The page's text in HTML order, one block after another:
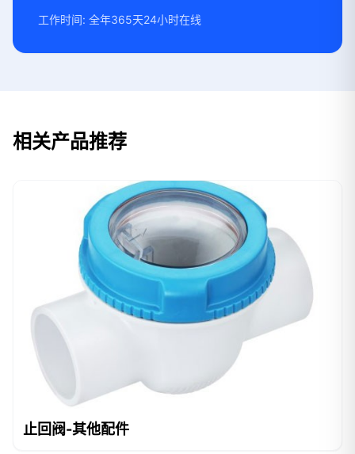
工作时间: 全年365天24小时在线
相关产品推荐
止回阀-其他配件